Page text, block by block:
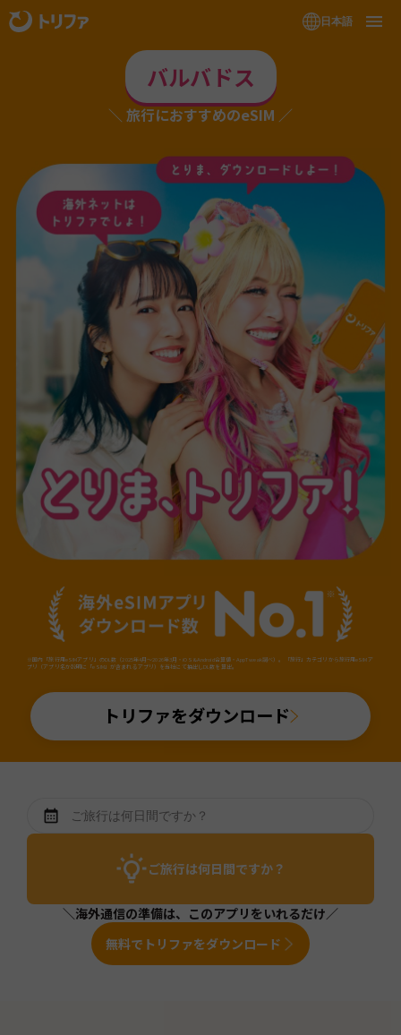
日本語
バルバドス
旅行におすすめのeSIM
※国内「旅行用eSIMアプリ」のDL数（2025年4月～2026年3月・iOS&Android合算値・AppTweak調べ）。「旅行」カテゴリから旅行用eSIMア
プリ（アプリ名か説明に「eSIM」が含まれるアプリ）を当社にて抽出しDL数を算出。
トリファをダウンロード
ご旅行は何日間ですか？
＼海外通信の準備は、このアプリをいれるだけ／
無料でトリファをダウンロード